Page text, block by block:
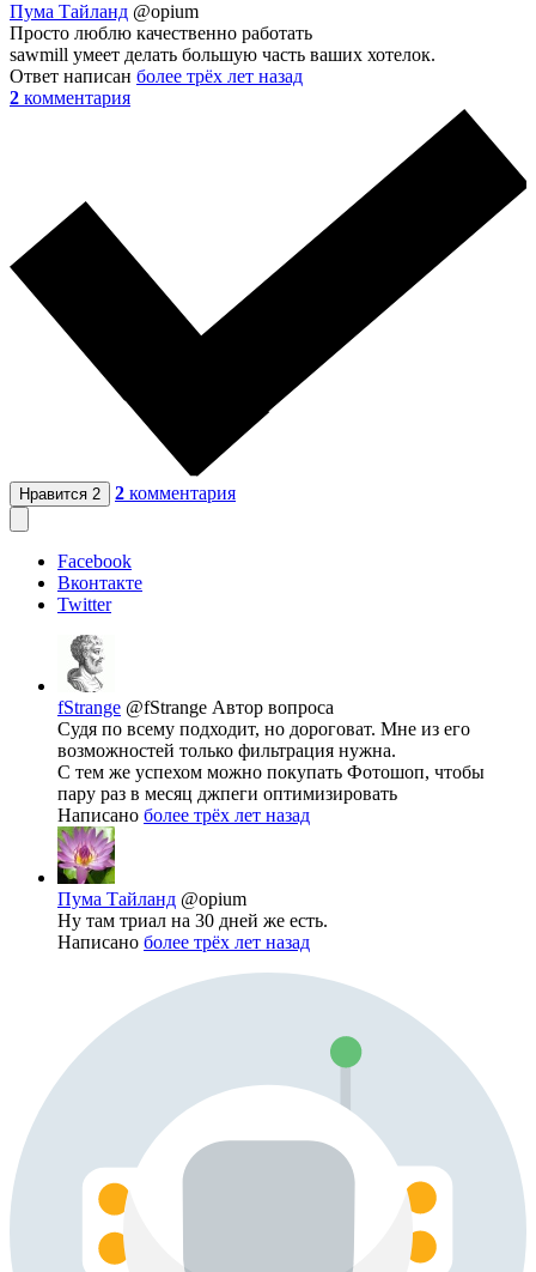
Пума Тайланд @opium
Просто люблю качественно работать
sawmill умеет делать большую часть ваших хотелок.
Ответ написан более трёх лет назад
2 комментария
Нравится 2 2 комментария
Facebook
Вконтакте
Twitter
fStrange @fStrange Автор вопроса
Судя по всему подходит, но дороговат. Мне из его
возможностей только фильтрация нужна.
С тем же успехом можно покупать Фотошоп, чтобы
пару раз в месяц джпеги оптимизировать
Написано более трёх лет назад
Пума Тайланд @opium
Ну там триал на 30 дней же есть.
Написано более трёх лет назад